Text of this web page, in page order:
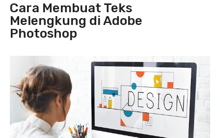
Cara Membuat Teks
Melengkung di Adobe
Photoshop